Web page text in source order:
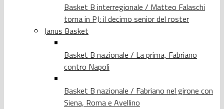
Basket B interregionale / Matteo Falaschi
torna in PJ: il decimo senior del roster
Janus Basket
Basket B nazionale / La prima, Fabriano
contro Napoli
Basket B nazionale / Fabriano nel girone con
Siena, Roma e Avellino